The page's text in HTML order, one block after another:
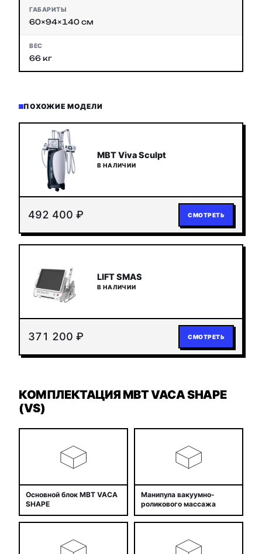
ГАБАРИТЫ
60×94×140 см
ВЕС
66 кг
ПОХОЖИЕ МОДЕЛИ
MBT Viva Sculpt
В НАЛИЧИИ
492 400 ₽ СМОТРЕТЬ
LIFT SMAS
В НАЛИЧИИ
371 200 ₽ СМОТРЕТЬ
КОМПЛЕКТАЦИЯ MBT VACA SHAPE
(VS)
Основной блок MBT VACA
SHAPE
Манипула вакуумно-
роликового массажа